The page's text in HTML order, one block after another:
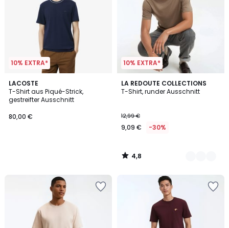
10% EXTRA*
LACOSTE
T-Shirt aus Piqué-Strick,
gestreifter Ausschnitt
80,00 €
10% EXTRA*
LA REDOUTE COLLECTIONS
T-Shirt, runder Ausschnitt
12,99 €
9,09 € -30%
4,8
/ 5
3
Farben
4,8
/